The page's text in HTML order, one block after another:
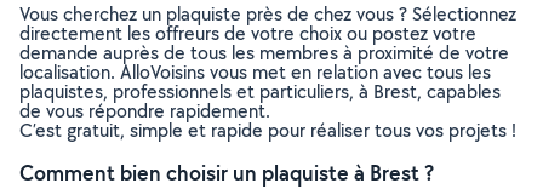
Vous cherchez un plaquiste près de chez vous ? Sélectionnez
directement les offreurs de votre choix ou postez votre
demande auprès de tous les membres à proximité de votre
localisation. AlloVoisins vous met en relation avec tous les
plaquistes, professionnels et particuliers, à Brest, capables
de vous répondre rapidement.
C’est gratuit, simple et rapide pour réaliser tous vos projets !
Comment bien choisir un plaquiste à Brest ?